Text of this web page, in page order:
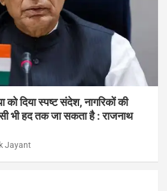
दिया स्पष्ट संदेश, नागरिकों की
भी हद तक जा सकता है : राजनाथ
Jayant